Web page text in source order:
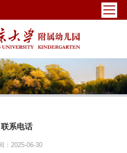
联系电话
：2025-06-30